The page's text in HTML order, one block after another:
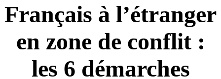
Français à l’étranger
en zone de conflit :
les 6 démarches